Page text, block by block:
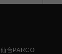
仙台PARCO